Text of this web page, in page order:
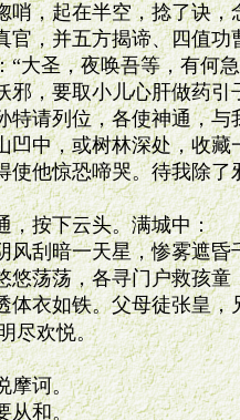
起在半空，捻了诀，
官，并五方揭谛、四值
“大圣，夜唤吾等，有何
邪，要取小儿心肝做药
特请列位，各使神通，
凹中，或树林深处，收
使他惊恐啼哭。待我除
按下云头。满城中：
暗一天星，惨雾遮昏
悠荡荡，各寻门户救孩
体衣如铁。父母徒张皇
尽欢悦。
摩诃。
从和。